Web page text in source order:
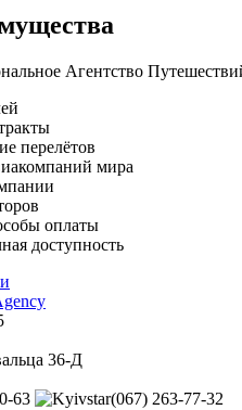
Агентство
перелётов
мира
оплаты
доступность
36-Д
63
(067) 263-77-32